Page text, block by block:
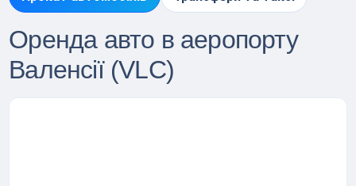
Оренда авто в аеропорту
Валенсії (VLC)